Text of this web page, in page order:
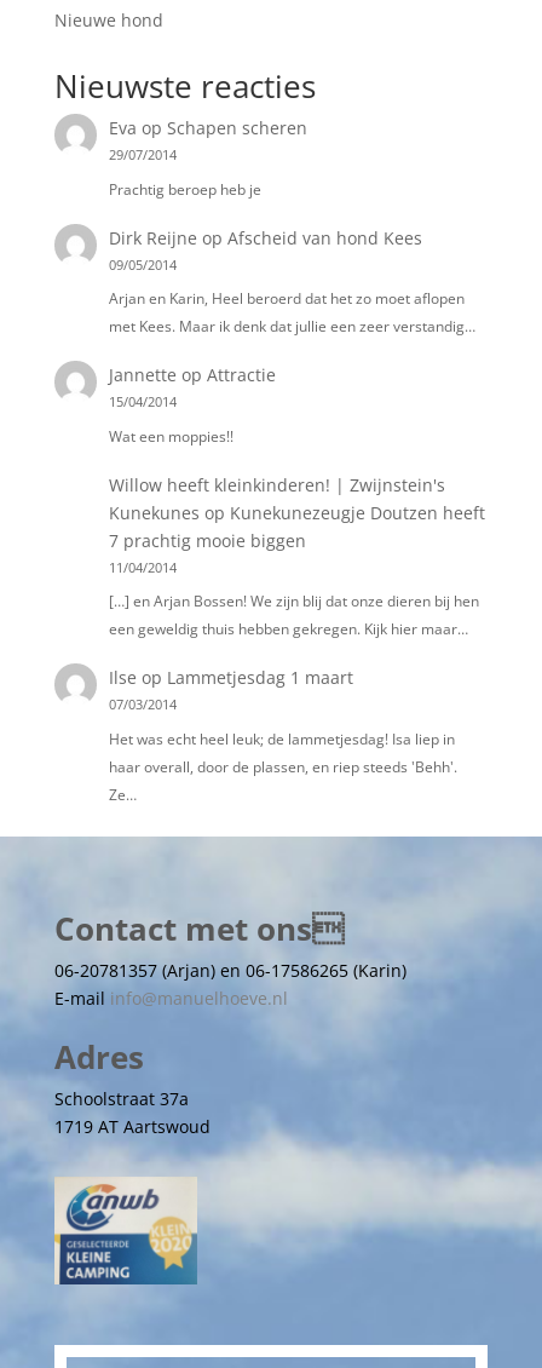
Nieuwe hond
Nieuwste reacties
Eva opSchapen scheren
29/07/2014
Prachtig beroep heb je
Dirk Reijne opAfscheid van hond Kees
09/05/2014
Arjan en Karin, Heel beroerd dat het zo moet aflopen
met Kees. Maar ik denk dat jullie een zeer verstandig…
Jannette opAttractie
15/04/2014
Wat een moppies!!
Willow heeft kleinkinderen! | Zwijnstein's
Kunekunes op Kunekunezeugje Doutzen heeft
7 prachtig mooie biggen
11/04/2014
[…] en Arjan Bossen! We zijn blij dat onze dieren bij hen
een geweldig thuis hebben gekregen. Kijk hier maar…
Ilse op Lammetjesdag 1 maart
07/03/2014
Het was echt heel leuk; de lammetjesdag! Isa liep in
haar overall, door de plassen, en riep steeds 'Behh'.
Ze…
Contact met ons
06-20781357 (Arjan) en 06-17586265 (Karin)
E-mail info@manuelhoeve.nl
Adres
Schoolstraat 37a
1719 AT Aartswoud